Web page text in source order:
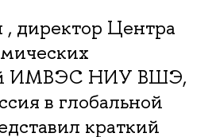
директор Центра
ИМВЭС НИУ ВШЭ,
в глобальной
краткий